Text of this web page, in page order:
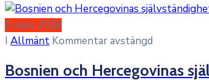
3 mars 2026
I Allmänt Kommentar avstängd
Bosnien och Hercegovinas